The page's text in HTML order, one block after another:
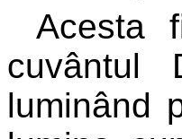
Acesta
cuvântul
luminând